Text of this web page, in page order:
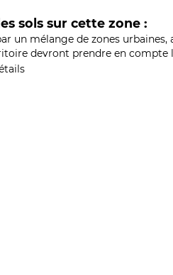
sols sur cette zone :
un mélange de zones
devront prendre en compte